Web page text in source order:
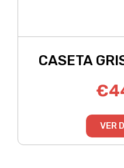
CASETA
€
VER